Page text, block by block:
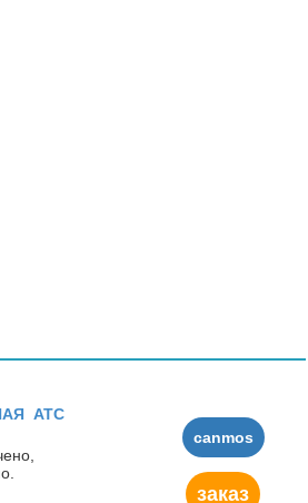
АТС
canmos
заказ